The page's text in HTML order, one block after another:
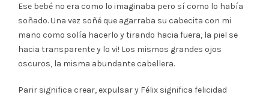
Ese bebé no era como lo imaginaba pero sí como lo había
soñado. Una vez soñé que agarraba su cabecita con mi
mano como solía hacerlo y tirando hacia fuera, la piel se
hacia transparente y lo vi! Los mismos grandes ojos
oscuros, la misma abundante cabellera.
Parir significa crear, expulsar y Félix significa felicidad